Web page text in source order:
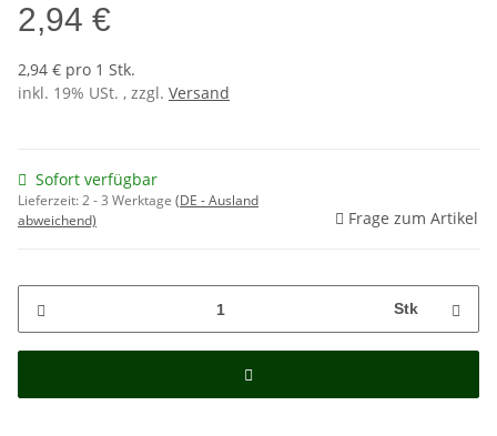
2,94 €
2,94 € pro 1 Stk.
inkl. 19% USt. , zzgl. Versand
Sofort verfügbar
Lieferzeit:2 - 3 Werktage (DE - Ausland
abweichend)
Frage zum Artikel
Stk